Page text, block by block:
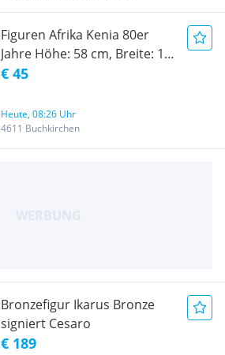
Figuren Afrika Kenia 80er
Jahre Höhe: 58 cm, Breite: 12
cm, Mann und Frau mit
€ 45
Heute, 08:26 Uhr
4611 Buchkirchen
Bronzefigur Ikarus Bronze
signiert Cesaro
€ 189